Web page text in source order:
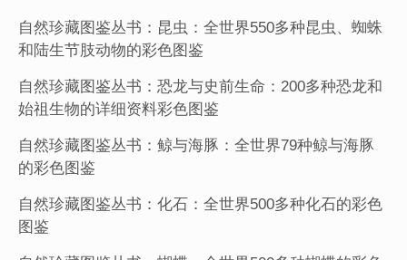
自然珍藏图鉴丛书：昆虫：全世界550多种昆虫、蜘蛛
和陆生节肢动物的彩色图鉴
自然珍藏图鉴丛书：恐龙与史前生命：200多种恐龙和
始祖生物的详细资料彩色图鉴
自然珍藏图鉴丛书：鲸与海豚：全世界79种鲸与海豚
的彩色图鉴
自然珍藏图鉴丛书：化石：全世界500多种化石的彩色
图鉴